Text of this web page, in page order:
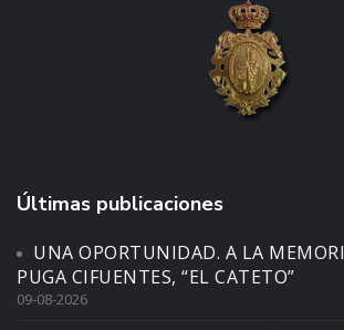
Últimas publicaciones
UNA OPORTUNIDAD. A LA
PUGA CIFUENTES, “EL CATETO”
09-08-2026